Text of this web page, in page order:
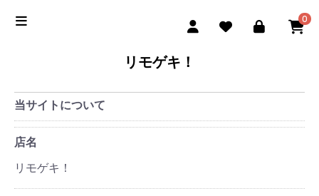
0
リモゲキ！
当サイトについて
店名
リモゲキ！